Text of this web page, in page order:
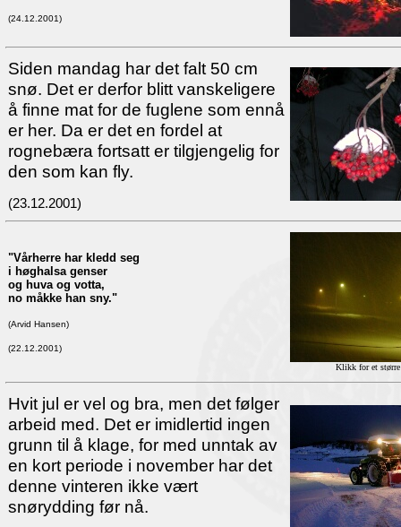
(24.12.2001)
Siden mandag har det falt 50 cm
snø. Det er derfor blitt vanskeligere
å finne mat for de fuglene som ennå
er her. Da er det en fordel at
rognebæra fortsatt er tilgjengelig for
den som kan fly.
(23.12.2001)
"Vårherre har kledd seg
i høghalsa genser
og huva og votta,
no måkke han sny."
(Arvid Hansen)
(22.12.2001)
Klikk for et
Hvit jul er vel og bra, men det følger
arbeid med. Det er imidlertid ingen
grunn til å klage, for med unntak av
en kort periode i november har det
denne vinteren ikke vært
snørydding før nå.